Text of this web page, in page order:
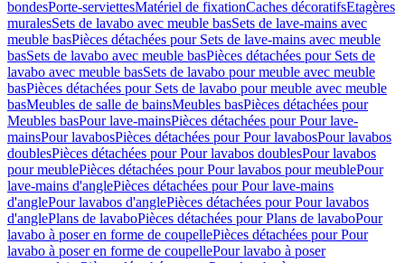
bondesPorte-serviettesMatériel de fixationCaches décoratifsEtagères
muralesSets de lavabo avec meuble basSets de lave-mains avec
meuble basPièces détachées pour Sets de lave-mains avec meuble
basSets de lavabo avec meuble basPièces détachées pour Sets de
lavabo avec meuble basSets de lavabo pour meuble avec meuble
basPièces détachées pour Sets de lavabo pour meuble avec meuble
basMeubles de salle de bainsMeubles basPièces détachées pour
Meubles basPour lave-mainsPièces détachées pour Pour lave-
mainsPour lavabosPièces détachées pour Pour lavabosPour lavabos
doublesPièces détachées pour Pour lavabos doublesPour lavabos
pour meublePièces détachées pour Pour lavabos pour meublePour
lave-mains d'anglePièces détachées pour Pour lave-mains
d'anglePour lavabos d'anglePièces détachées pour Pour lavabos
d'anglePlans de lavaboPièces détachées pour Plans de lavaboPour
lavabo à poser en forme de coupellePièces détachées pour Pour
lavabo à poser en forme de coupellePour lavabo à poser